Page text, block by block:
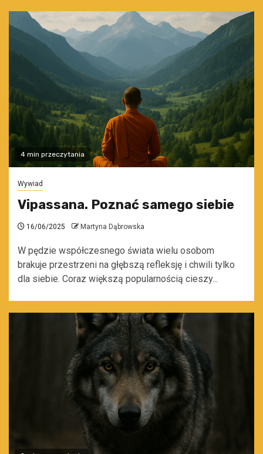
4 min przeczytania
Wywiad
Vipassana. Poznać samego siebie
16/06/2025 Martyna Dąbrowska
W pędzie współczesnego świata wielu osobom
brakuje przestrzeni na głębszą refleksję i chwili tylko
dla siebie. Coraz większą popularnością cieszy...